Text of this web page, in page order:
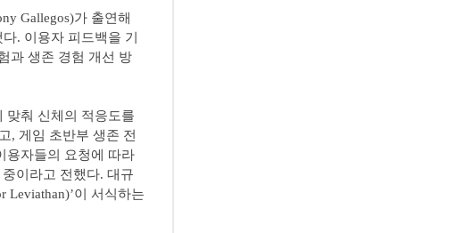
Gallegos)가 출연해
. 이용자 피드백을 기
과 생존 경험 개선 방
맞춰 신체의 적응도를
, 게임 초반부 생존 전
용자들의 요청에 따라
이라고 전했다. 대규
Leviathan)’이 서식하는